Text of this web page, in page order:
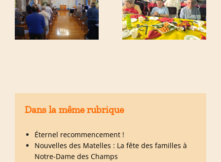
Dans la même rubrique
Éternel recommencement !
Nouvelles des Matelles : La fête des familles à
Notre-Dame des Champs